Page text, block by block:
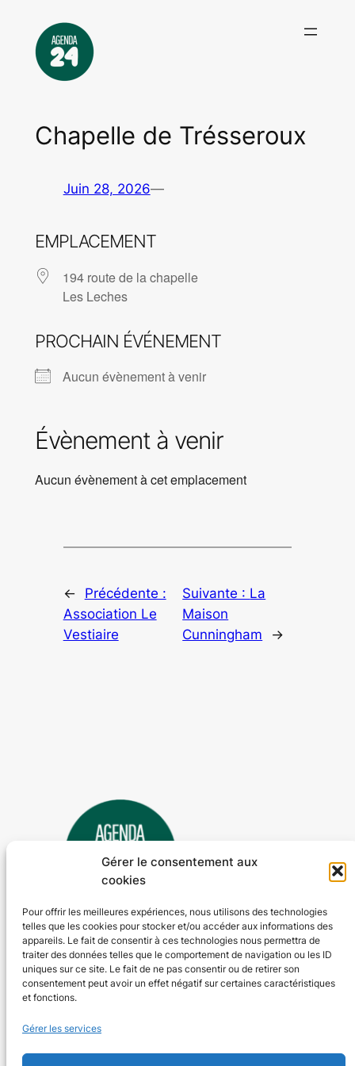
Gérer le consentement aux
cookies
Pour offrir les meilleures expériences, nous utilisons des technologies
telles que les cookies pour stocker et/ou accéder aux informations des
appareils. Le fait de consentir à ces technologies nous permettra de
traiter des données telles que le comportement de navigation ou les ID
uniques sur ce site. Le fait de ne pas consentir ou de retirer son
consentement peut avoir un effet négatif sur certaines caractéristiques
et fonctions.
Gérer les services
contenu
Chapelle de Trésseroux
Juin 28, 2026—
EMPLACEMENT
194 route de la chapelle
Les Leches
PROCHAIN ÉVÉNEMENT
Aucun évènement à venir
Évènement à venir
Aucun évènement à cet emplacement
←
Précédente :
Association Le
Vestiaire
Suivante : La
Maison
Cunningham
→
Agenda 24
L'agenda des manifestations et activités en Dordogne
Tous les événements
Plus d’activités
Nos valeurs